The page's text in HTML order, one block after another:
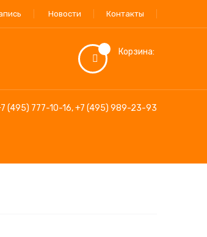
Новости Контакты
Корзина:
(495) 777-10-16,+7 (495) 989-23-93